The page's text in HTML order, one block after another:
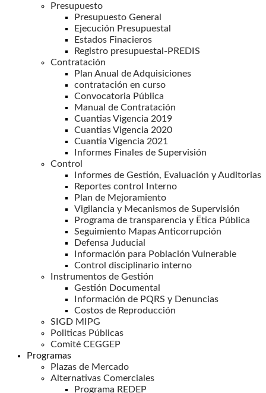
Presupuesto
Presupuesto General
Ejecución Presupuestal
Estados Finacieros
Registro presupuestal-PREDIS
Contratación
Plan Anual de Adquisiciones
contratación en curso
Convocatoria Pública
Manual de Contratación
Cuantias Vigencia 2019
Cuantias Vigencia 2020
Cuantia Vigencia 2021
Informes Finales de Supervisión
Control
Informes de Gestión, Evaluación y Auditorias
Reportes control Interno
Plan de Mejoramiento
Vigilancia y Mecanismos de Supervisión
Programa de transparencia y Ëtica Pública
Seguimiento Mapas Anticorrupción
Defensa Juducial
Información para Población Vulnerable
Control disciplinario interno
Instrumentos de Gestión
Gestión Documental
Información de PQRS y Denuncias
Costos de Reproducción
SIGD MIPG
Politicas Públicas
Comité CEGGEP
Programas
Plazas de Mercado
Alternativas Comerciales
Programa REDEP